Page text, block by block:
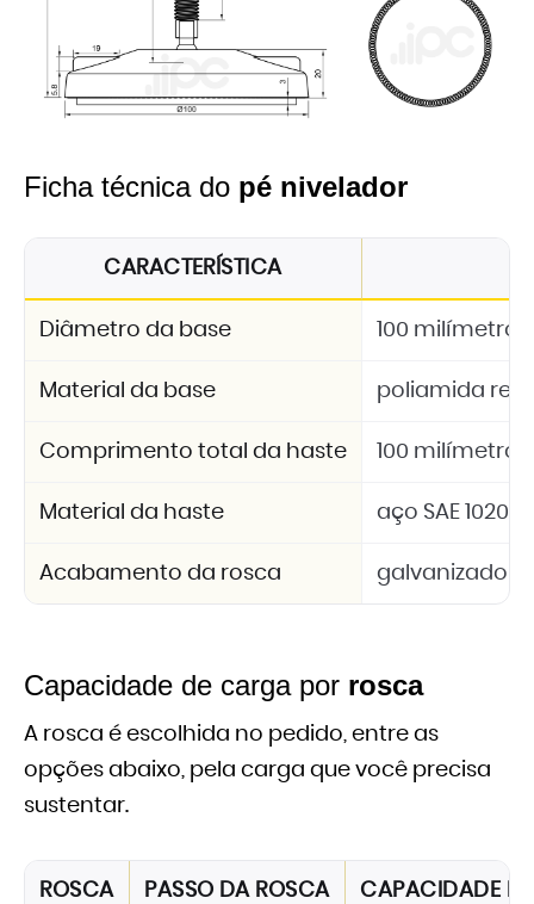
Ficha técnica do pé nivelador
CARACTERÍSTICA
Diâmetro da base 100 milímetros
Material da base poliamida
Comprimento total da haste 100 milímetros
Material da haste aço SAE 1020
Acabamento da rosca galvanizado
Capacidade de carga por rosca
A rosca é escolhida no pedido, entre as
opções abaixo, pela carga que você precisa
sustentar.
ROSCA PASSO DA ROSCA CAPACIDADE